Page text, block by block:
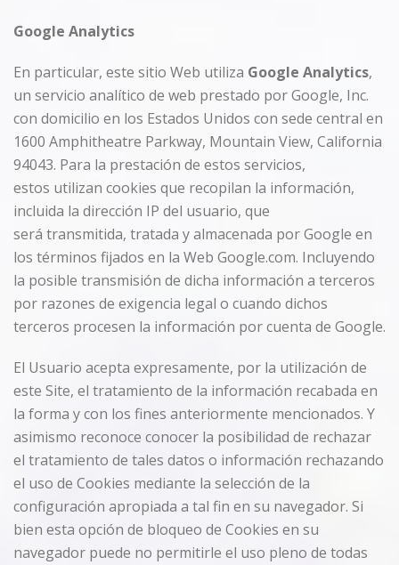
Google Analytics
En particular, este sitio Web utiliza Google Analytics,
un servicio analítico de web prestado por Google, Inc.
con domicilio en los Estados Unidos con sede central en
1600 Amphitheatre Parkway, Mountain View, California
94043. Para la prestación de estos servicios,
estos utilizan cookies que recopilan la información,
incluida la dirección IP del usuario, que
será transmitida, tratada y almacenada por Google en
los términos fijados en la Web Google.com. Incluyendo
la posible transmisión de dicha información a terceros
por razones de exigencia legal o cuando dichos
terceros procesen la información por cuenta de Google.
El Usuario acepta expresamente, por la utilización de
este Site, el tratamiento de la información recabada en
la forma y con los fines anteriormente mencionados. Y
asimismo reconoce conocer la posibilidad de rechazar
el tratamiento de tales datos o información rechazando
el uso de Cookies mediante la selección de la
configuración apropiada a tal fin en su navegador. Si
bien esta opción de bloqueo de Cookies en su
navegador puede no permitirle el uso pleno de todas